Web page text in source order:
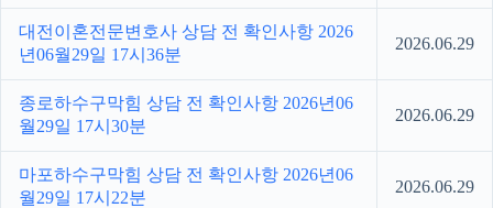
대전이혼전문변호사 상담 전 확인사항 2026
년06월29일 17시36분
2026.06.29
종로하수구막힘 상담 전 확인사항 2026년06
월29일 17시30분
2026.06.29
마포하수구막힘 상담 전 확인사항 2026년06
월29일 17시22분
2026.06.29